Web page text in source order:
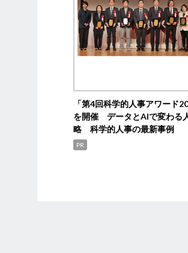
「第4回科学的人事アワード
を開催 データとAIで変わる
略 科学的人事の最新事例
PR